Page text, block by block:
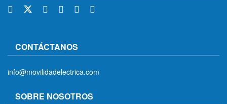
CONTÁCTANOS
info@movilidadelectrica.com
SOBRE NOSOTROS